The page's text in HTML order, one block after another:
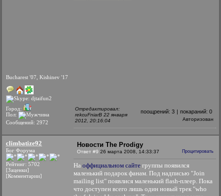
Bucharest '07, Kishinev '17
Город:
Пол:
Сообщений: 2972
Отредактировал:
rekcuFniarB 22 января
2012, 20:16:04
поощрений: 3 | покараний: 0
Авторизован
climbatize92
Бог Форума
Рейтинг: 5702
[Заценки]
[Комментарии]
Новости The Prodigy
Ответ #9 26 марта 2008, 14:33:37 Процитировать
На оффициальном сайте группы появился
маленький подарок фанам. Под надписью "Join
mailing list" появлися маленький flash-плеер. Пока
что доступен всего лишь один новый трек "who